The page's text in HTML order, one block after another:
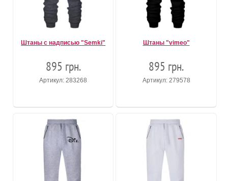
Штаны с надписью "Semki"
895 грн.
Артикул: 283268
Штаны "vimeo"
895 грн.
Артикул: 279578